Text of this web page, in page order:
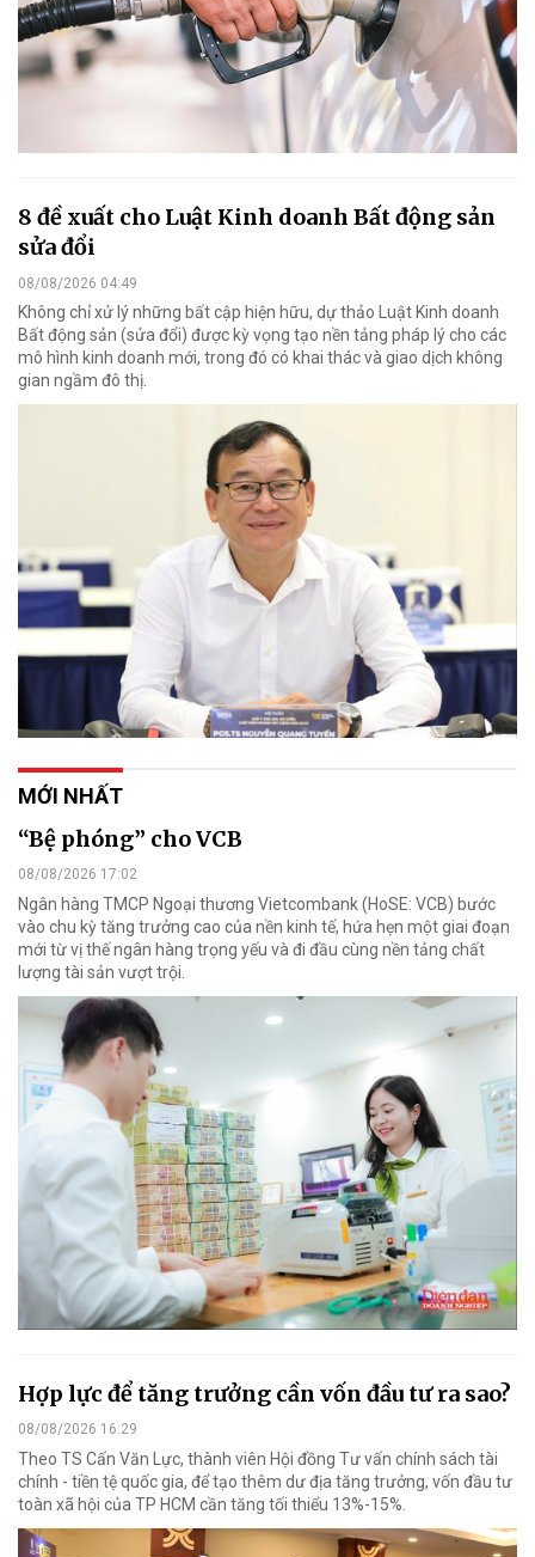
8 đề xuất cho Luật Kinh doanh Bất động sản
sửa đổi
08/08/2026 04:49
Không chỉ xử lý những bất cập hiện hữu, dự thảo Luật Kinh doanh
Bất động sản (sửa đổi) được kỳ vọng tạo nền tảng pháp lý cho các
mô hình kinh doanh mới, trong đó có khai thác và giao dịch không
gian ngầm đô thị.
MỚI NHẤT
“Bệ phóng” cho VCB
08/08/2026 17:02
Ngân hàng TMCP Ngoại thương Vietcombank (HoSE: VCB) bước
vào chu kỳ tăng trưởng cao của nền kinh tế, hứa hẹn một giai đoạn
mới từ vị thế ngân hàng trọng yếu và đi đầu cùng nền tảng chất
lượng tài sản vượt trội.
Hợp lực để tăng trưởng cần vốn đầu tư ra sao?
08/08/2026 16:29
Theo TS Cấn Văn Lực, thành viên Hội đồng Tư vấn chính sách tài
chính - tiền tệ quốc gia, để tạo thêm dư địa tăng trưởng, vốn đầu tư
toàn xã hội của TP HCM cần tăng tối thiểu 13%-15%.